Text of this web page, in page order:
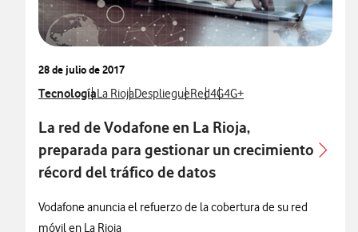
28 de julio de 2017
Ver más notas de prensa relacionados con
TecnologíaVer más notas de prensa relacionados con
La RiojaVer más notas de prensa relacionados con
DespliegueVer más notas de prensa
RedVer más notas de prensa
4GVer más notas de prensa
4G+
La red de Vodafone en La Rioja,
preparada para gestionar un crecimiento
récord del tráfico de datos
Vodafone anuncia el refuerzo de la cobertura de su red
móvil en La Rioja